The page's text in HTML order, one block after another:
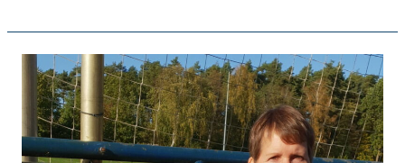
Neuer
Präventionskurs
startet
nach